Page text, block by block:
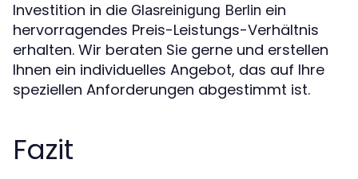
Investition in die Glasreinigung Berlin ein
hervorragendes Preis-Leistungs-Verhältnis
erhalten. Wir beraten Sie gerne und erstellen
Ihnen ein individuelles Angebot, das auf Ihre
speziellen Anforderungen abgestimmt ist.
Fazit